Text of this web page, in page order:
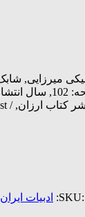
SKU: ادبیات ایران